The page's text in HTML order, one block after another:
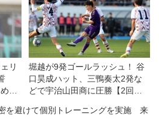
リ
に
堀越が9発ゴールラッシュ！ 谷
口昊成ハット、三鴨奏太2発な
どで宇治山田商に圧勝【2回
密を避けて個別トレーニングを実施 来